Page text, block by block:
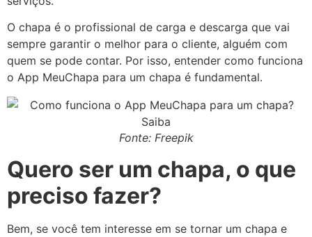
O chapa é o profissional de carga e descarga que vai
sempre garantir o melhor para o cliente, alguém com
quem se pode contar. Por isso, entender como funciona
o App MeuChapa para um chapa é fundamental.
Fonte: Freepik
Quero ser um chapa, o que
preciso fazer?
Bem, se você tem interesse em se tornar um chapa e